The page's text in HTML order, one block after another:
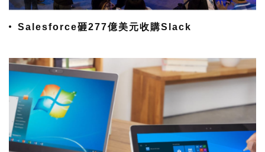
Salesforce砸277億美元收購Slack